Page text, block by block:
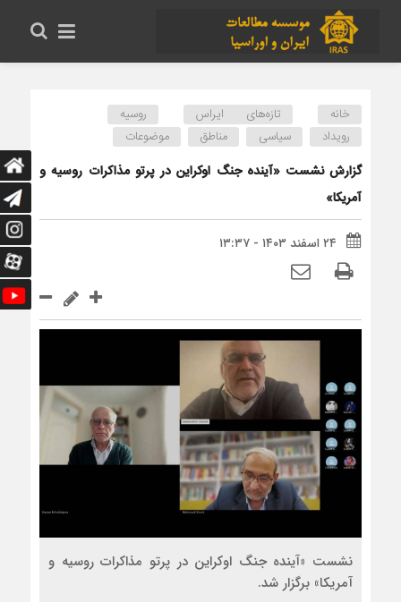
خانه تازه‌های ایراس
روسیه
رویداد
سیاسی مناطق موضوعات
گزارش نشست «آینده جنگ اوکراین در پرتو مذاکرات روسیه و
آمریکا»
۲۴ اسفند ۱۴۰۳ - ۱۳:۳۷
نشست «آینده جنگ اوکراین در پرتو مذاکرات روسیه و
آمریکا» برگزار شد.